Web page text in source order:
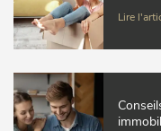
Lire